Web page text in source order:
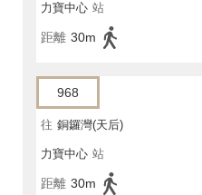
力寶中心 站
距離 30m
968
往 銅鑼灣(天后)
力寶中心 站
距離 30m